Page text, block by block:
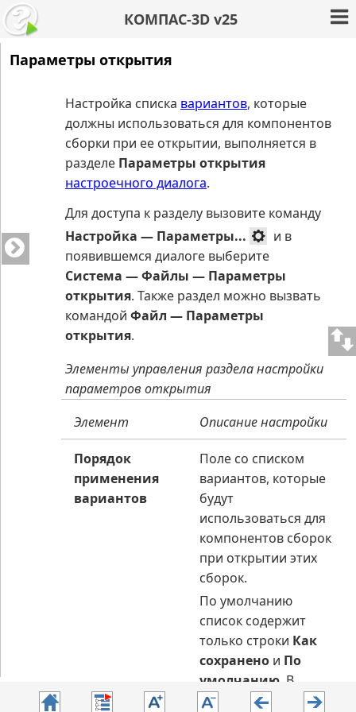
КОМПАС-3D v25
Параметры открытия
Настройка списка вариантов, которые
должны использоваться для компонентов
сборки при ее открытии, выполняется в
разделе Параметры открытия
настроечного диалога.
Для доступа к разделу вызовите команду
Настройка — Параметры...
и в
появившемся диалоге выберите
Система — Файлы — Параметры
открытия. Также раздел можно вызвать
командой Файл — Параметры
открытия.
Элементы управления раздела настройки
параметров открытия
Элемент
Описание настройки
Порядок
применения
вариантов
Поле со списком
вариантов, которые
будут
использоваться для
компонентов сборок
при открытии этих
сборок.
По умолчанию
список содержит
только строки Как
сохранено и По
умолчанию . В
первом случае